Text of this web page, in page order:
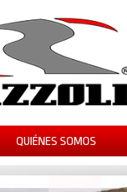
QUIÉNES SOMOS